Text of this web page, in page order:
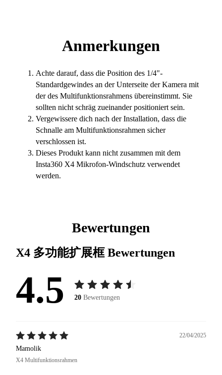
Anmerkungen
Achte darauf, dass die Position des 1/4"-
Standardgewindes an der Unterseite der Kamera mit
der des Multifunktionsrahmens übereinstimmt. Sie
sollten nicht schräg zueinander positioniert sein.
Vergewissere dich nach der Installation, dass die
Schnalle am Multifunktionsrahmen sicher
verschlossen ist.
Dieses Produkt kann nicht zusammen mit dem
Insta360 X4 Mikrofon-Windschutz verwendet
werden.
Bewertungen
X4 多功能扩展框Bewertungen
4.5 20 Bewertungen
22/04/2025
Mamolik
X4 Multifunktionsrahmen